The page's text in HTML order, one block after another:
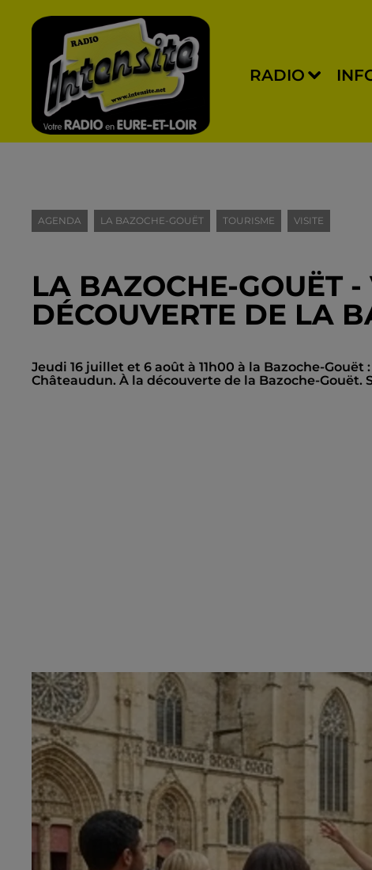
RADIO
AGENDA LA BAZOCHE-GOUËT TOURISME VISITE
LA BAZOCHE-GOUËT
DÉCOUVERTE DE LA
Jeudi 16 juillet et 6 août à 11h00 à la Bazoche-
Châteaudun. À la découverte de la Bazoche-Gouët.